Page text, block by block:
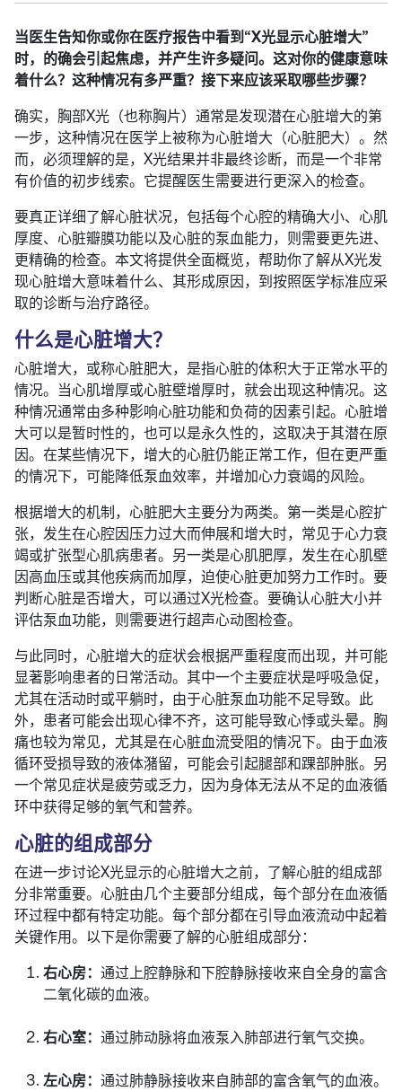
当医生告知你或你在医疗报告中看到“X光显示心脏增大”
时，的确会引起焦虑，并产生许多疑问。这对你的健康意味
着什么？这种情况有多严重？接下来应该采取哪些步骤？
确实，胸部X光（也称胸片）通常是发现潜在心脏增大的第
一步，这种情况在医学上被称为心脏增大（心脏肥大）。然
而，必须理解的是，X光结果并非最终诊断，而是一个非常
有价值的初步线索。它提醒医生需要进行更深入的检查。
要真正详细了解心脏状况，包括每个心腔的精确大小、心肌
厚度、心脏瓣膜功能以及心脏的泵血能力，则需要更先进、
更精确的检查。本文将提供全面概览，帮助你了解从X光发
现心脏增大意味着什么、其形成原因，到按照医学标准应采
取的诊断与治疗路径。
什么是心脏增大？
心脏增大，或称心脏肥大，是指心脏的体积大于正常水平的
情况。当心肌增厚或心脏壁增厚时，就会出现这种情况。这
种情况通常由多种影响心脏功能和负荷的因素引起。心脏增
大可以是暂时性的，也可以是永久性的，这取决于其潜在原
因。在某些情况下，增大的心脏仍能正常工作，但在更严重
的情况下，可能降低泵血效率，并增加心力衰竭的风险。
根据增大的机制，心脏肥大主要分为两类。第一类是心腔扩
张，发生在心腔因压力过大而伸展和增大时，常见于心力衰
竭或扩张型心肌病患者。另一类是心肌肥厚，发生在心肌壁
因高血压或其他疾病而加厚，迫使心脏更加努力工作时。要
判断心脏是否增大，可以通过X光检查。要确认心脏大小并
评估泵血功能，则需要进行超声心动图检查。
与此同时，心脏增大的症状会根据严重程度而出现，并可能
显著影响患者的日常活动。其中一个主要症状是呼吸急促，
尤其在活动时或平躺时，由于心脏泵血功能不足导致。此
外，患者可能会出现心律不齐，这可能导致心悸或头晕。胸
痛也较为常见，尤其是在心脏血流受阻的情况下。由于血液
循环受损导致的液体潴留，可能会引起腿部和踝部肿胀。另
一个常见症状是疲劳或乏力，因为身体无法从不足的血液循
环中获得足够的氧气和营养。
心脏的组成部分
在进一步讨论X光显示的心脏增大之前，了解心脏的组成部
分非常重要。心脏由几个主要部分组成，每个部分在血液循
环过程中都有特定功能。每个部分都在引导血液流动中起着
关键作用。以下是你需要了解的心脏组成部分：
右心房： 通过上腔静脉和下腔静脉接收来自全身的富含
二氧化碳的血液。
右心室： 通过肺动脉将血液泵入肺部进行氧气交换。
左心房： 通过肺静脉接收来自肺部的富含氧气的血液。